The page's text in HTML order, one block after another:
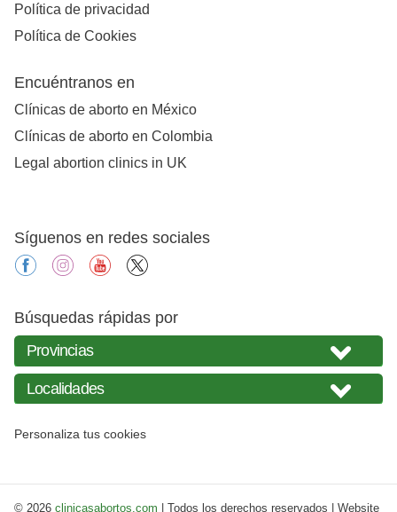
Política de privacidad
Política de Cookies
Encuéntranos en
Clínicas de aborto en México
Clínicas de aborto en Colombia
Legal abortion clinics in UK
Síguenos en redes sociales
facebookinstagramyoutube
Búsquedas rápidas por
Personaliza tus cookies
© 2026 clinicasabortos.com | Todos los derechos reservados | Website